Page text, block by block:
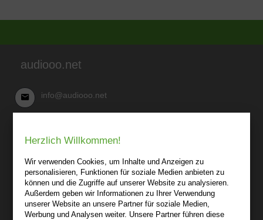
audiooo.net
info@audiooo.net
03 41-25 69 27 20
audiooo.net
Lindenthaler Straße 15
04155 Leipzig
Wir sind gerne für Sie persönlich da.
Herzlich Willkommen!
Wir verwenden Cookies, um Inhalte und Anzeigen zu
personalisieren, Funktionen für soziale Medien anbieten zu
können und die Zugriffe auf unserer Website zu analysieren.
Außerdem geben wir Informationen zu Ihrer Verwendung
unserer Website an unsere Partner für soziale Medien,
Werbung und Analysen weiter. Unsere Partner führen diese